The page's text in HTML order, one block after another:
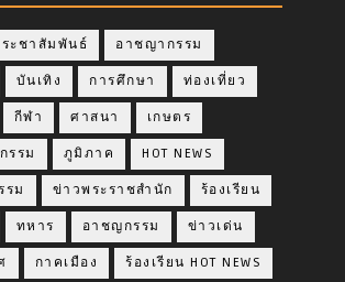
ะชาสัมพันธ์ อาชญากรรม
บันเทิง การศึกษา ท่องเที่ยว
กีฬา ศาสนา เกษตร
รรม ภูมิภาค HOT NEWS
รม ข่าวพระราชสำนัก ร้องเรียน
ทหาร อาชญกรรม ข่าวเด่น
กาคเมือง ร้องเรียน HOT NEWS